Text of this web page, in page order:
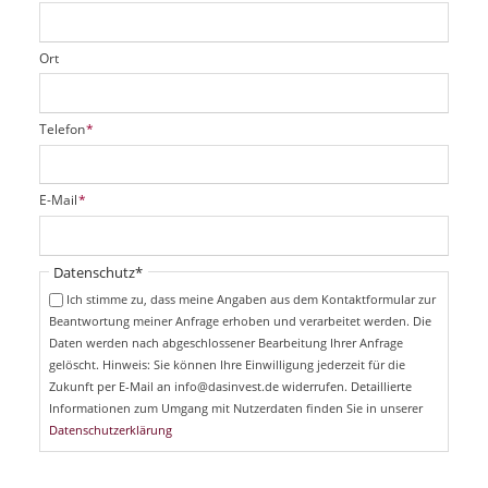
Ort
P
f
i
c
t
f
Telefon*
P
f
i
E-Mail*
Pflichtfeld
Datenschutz*
Ich stimme zu, dass meine Angaben aus dem Kontaktformular zur
Beantwortung meiner Anfrage erhoben und verarbeitet werden. Die
Daten werden nach abgeschlossener Bearbeitung Ihrer Anfrage
gelöscht. Hinweis: Sie können Ihre Einwilligung jederzeit für die
Zukunft per E-Mail an info@dasinvest.de widerrufen. Detaillierte
Informationen zum Umgang mit Nutzerdaten finden Sie in unserer
Datenschutzerklärung